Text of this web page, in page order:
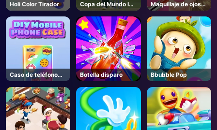
AD
Holi Color Tirador
Copa del Mundo Icc
T20
Maquillaje de ojos
soñados
Caso de teléfono
DIY
Botella disparo Bbubble Pop